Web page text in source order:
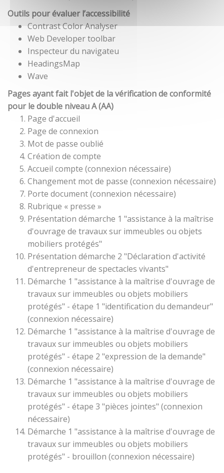
Outils pour évaluer l’accessibilité
Contrast Color Analyser
Web Developer toolbar
Inspecteur du navigateu
HeadingsMap
Wave
Pages ayant fait l'objet de la vérification de conformité
pour le double niveau A (AA)
Page d'accueil
Page de connexion
Mot de passe oublié
Création de compte
Accueil compte (connexion nécessaire)
Changement mot de passe (connexion nécessaire)
Porte document (connexion nécessaire)
Rubrique « presse »
Présentation démarche 1 "assistance à la maîtrise
d'ouvrage de travaux sur immeubles ou objets
mobiliers protégés"
Présentation démarche 2 "Déclaration d'activité
d'entrepreneur de spectacles vivants"
Démarche 1 "assistance à la maîtrise d'ouvrage de
travaux sur immeubles ou objets mobiliers
protégés" - étape 1 "identification du demandeur"
(connexion nécessaire)
Démarche 1 "assistance à la maîtrise d'ouvrage de
travaux sur immeubles ou objets mobiliers
protégés" - étape 2 "expression de la demande"
(connexion nécessaire)
Démarche 1 "assistance à la maîtrise d'ouvrage de
travaux sur immeubles ou objets mobiliers
protégés" - étape 3 "pièces jointes" (connexion
nécessaire)
Démarche 1 "assistance à la maîtrise d'ouvrage de
travaux sur immeubles ou objets mobiliers
protégés" - brouillon (connexion nécessaire)